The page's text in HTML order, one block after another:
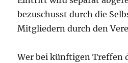
bezuschusst durch die
Mitgliedern durch den
Wer bei künftigen Treffen